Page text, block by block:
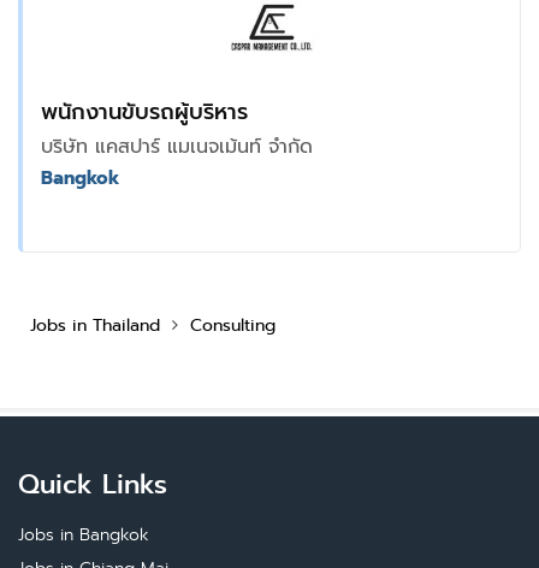
พนักงานขับรถผู้บริหาร
บริษัท แคสปาร์ แมเนจเม้นท์ จำกัด
Bangkok
Jobs in Thailand Consulting
Quick Links
Jobs in Bangkok